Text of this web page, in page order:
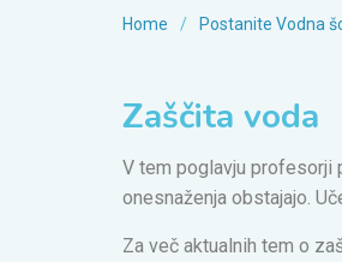
Home / Postanite Vodna
Zaščita voda
V tem poglavju profesorji
onesnaženja obstajajo.
Za več aktualnih tem o